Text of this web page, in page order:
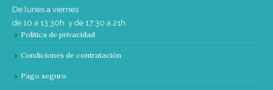
De lunes a viernes
de 10 a 13:30h. y de 17:30 a 21h.
Política de privacidad
Condiciones de contratación
Pago seguro